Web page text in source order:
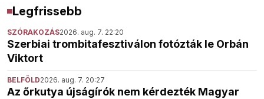
Legfrissebb
SZÓRAKOZÁS2026. aug. 7. 22:20
Szerbiai trombitafesztiválon fotózták le Orbán
Viktort
BELFÖLD2026. aug. 7. 20:27
Az őrkutya újságírók nem kérdezték Magyar